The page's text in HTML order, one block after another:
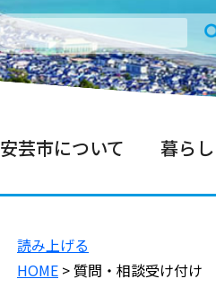
安芸市について 暮ら
読み上げる
HOME > 質問・相談受け付け